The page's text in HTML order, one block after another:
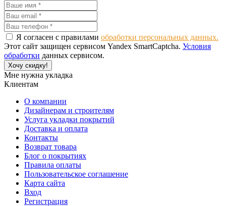
Я согласен с правилами обработки персональных данных.
Этот сайт защищен сервисом Yandex SmartCaptcha. Условия
обработки данных сервисом.
Хочу скидку!
Мне нужна укладка
Клиентам
О компании
Дизайнерам и строителям
Услуга укладки покрытий
Доставка и оплата
Контакты
Возврат товара
Блог о покрытиях
Правила оплаты
Пользовательское соглашение
Карта сайта
Вход
Регистрация